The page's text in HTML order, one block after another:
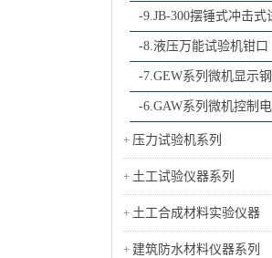
-9.JB-300摆锤式冲击式
-8.液压万能试验机钳口
-7.GEW系列微机显示
机
-6.GAW系列微机控制
绞线试验机（标配、高
压力试验机系列
土工试验仪器系列
土工合成材料实验仪器
建筑防水材料仪器系列